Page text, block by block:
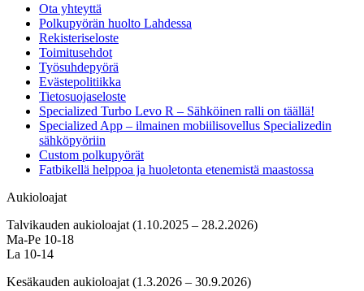
Ota yhteyttä
Polkupyörän huolto Lahdessa
Rekisteriseloste
Toimitusehdot
Työsuhdepyörä
Evästepolitiikka
Tietosuojaseloste
Specialized Turbo Levo R – Sähköinen ralli on täällä!
Specialized App – ilmainen mobiilisovellus Specializedin
sähköpyöriin
Custom polkupyörät
Fatbikellä helppoa ja huoletonta etenemistä maastossa
Aukioloajat
Talvikauden aukioloajat (1.10.2025 – 28.2.2026)
Ma-Pe 10-18
La 10-14
Kesäkauden aukioloajat (1.3.2026 – 30.9.2026)